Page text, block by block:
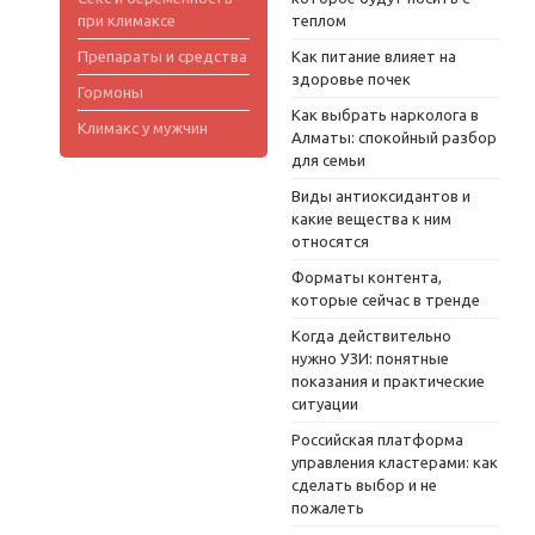
при климаксе
Препараты и средства
Гормоны
Климакс у мужчин
теплом
Как питание влияет на
здоровье почек
Как выбрать нарколога в
Алматы: спокойный разбор
для семьи
Виды антиоксидантов и
какие вещества к ним
относятся
Форматы контента,
которые сейчас в тренде
Когда действительно
нужно УЗИ: понятные
показания и практические
ситуации
Российская платформа
управления кластерами: как
сделать выбор и не
пожалеть